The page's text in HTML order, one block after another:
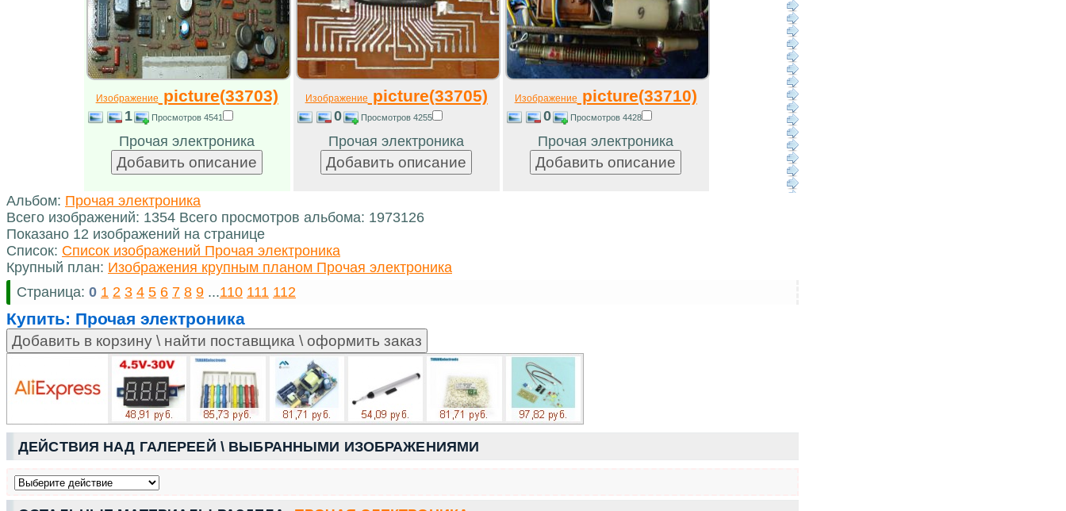
Изображение picture(33703)
1 Просмотров 4541
Прочая электроника
Изображение picture(33705)
0 Просмотров 4255
Прочая электроника
Изображение picture(33710)
0 Просмотров 4428
Прочая электроника
Альбом: Прочая электроника
Всего изображений: 1354 Всего просмотров альбома: 1973126
Показано 12 изображений на странице
Список: Список изображений Прочая электроника
Крупный план: Изображения крупным планом Прочая электроника
Страница: 0 1 2 3 4 5 6 7 8 9 ...110 111 112
Купить: Прочая электроника
ДЕЙСТВИЯ НАД ГАЛЕРЕЕЙ \ ВЫБРАННЫМИ ИЗОБРАЖЕНИЯМИ